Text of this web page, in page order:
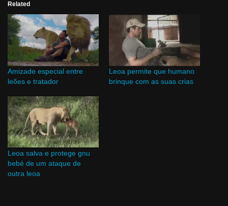
Related
Amizade especial entre
leões e tratador
Leoa permite que humano
brinque com as suas crias
Leoa salva e protege gnu
bebé de um ataque de
outra leoa